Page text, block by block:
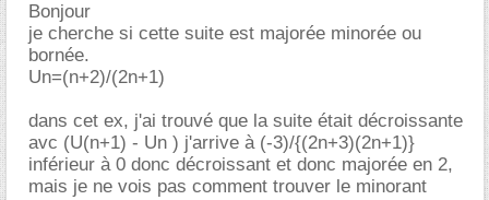
Bonjour
je cherche si cette suite est majorée minorée ou
bornée.
Un=(n+2)/(2n+1)
dans cet ex, j'ai trouvé que la suite était décroissante
avc (U(n+1) - Un ) j'arrive à (-3)/{(2n+3)(2n+1)}
inférieur à 0 donc décroissant et donc majorée en 2,
mais je ne vois pas comment trouver le minorant